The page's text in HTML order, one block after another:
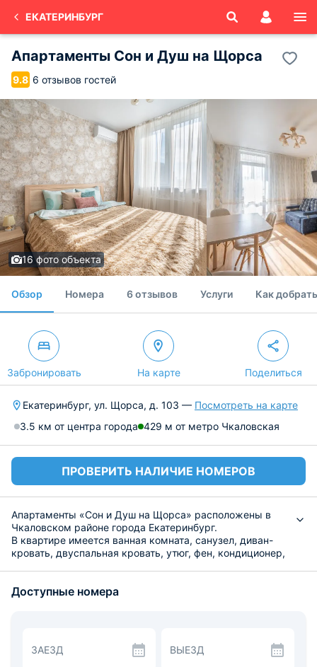
ЕКАТЕРИНБУРГ
Апартаменты Сон и Душ на Щорса
9.8 6 отзывов гостей
16 фото объекта
Обзор Номера 6 отзывов Услуги Как
Забронировать На карте Поделиться
Екатеринбург, ул. Щорса, д. 103 — Посмотреть на карте
3.5 км от центра города 429 м от метро Чкаловская
ПРОВЕРИТЬ НАЛИЧИЕ НОМЕРОВ
Апартаменты «Сон и Душ на Щорса» расположены в
Чкаловском районе города Екатеринбург.
В квартире имеется ванная комната, санузел, диван-
кровать, двуспальная кровать, утюг, фен, кондиционер,
холодильник, электрическая плита, чайник. Вблизи
«Кольцово» 16,6 км, до железнодорожного вокзала –
6,7 км.
Доступные номера
ЗАЕЗД ВЫЕЗД